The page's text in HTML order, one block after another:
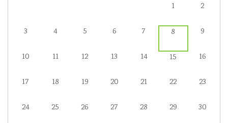
1 2
3 4 5 6 7 8 9
10 11 12 13 14 15 16
17 18 19 20 21 22 23
24 25 26 27 28 29 30